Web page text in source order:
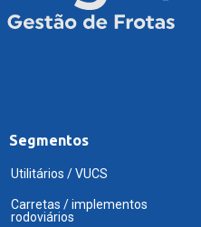
Segmentos
Utilitários / VUCS
Carretas / implementos
rodoviários